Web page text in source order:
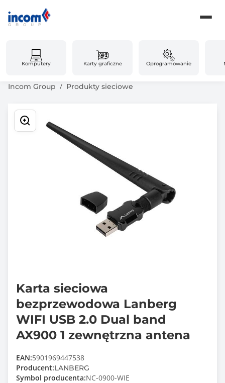
Komputery Karty graficzne Oprogramowanie
Incom Group Produkty sieciowe
Karta sieciowa
bezprzewodowa Lanberg
WIFI USB 2.0 Dual band
AX900 1 zewnętrzna antena
EAN:5901969447538
Producent:LANBERG
Symbol producenta:NC-0900-WIE